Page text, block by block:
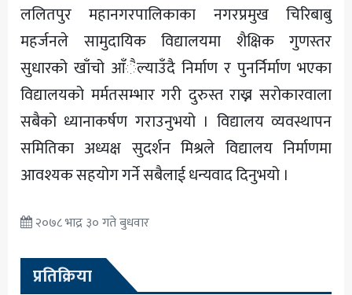
ललितपुर महानगरपालिकाका नगरप्रमुख चिरिबाबु
महर्जनले सामुदायिक विद्यालयमा शैक्षिक गुणस्तर
सुधारको खाँचो आँैल्याउँदै निर्माण र पुनर्निर्माण भएका
विद्यालयको मर्मतसम्भार गरी दुरुस्त राख्न सरोकारवाला
सबैको ध्यानाकर्षण गराउनुभयो । विद्यालय व्यवस्थापन
समितिका अध्यक्ष सुदर्शन मिश्रले विद्यालय निर्माणमा
आवश्यक सहयोग गर्ने सबैलाई धन्यवाद दिनुभयो ।
२०७८ भाद्र ३० गते बुधवार
प्रतिक्रिया